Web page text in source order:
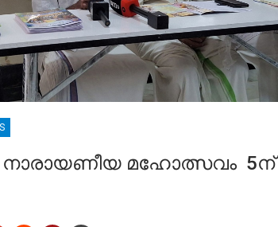
മഹോത്സവം